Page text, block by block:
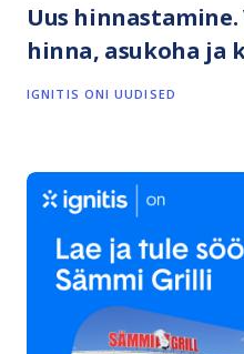
Uus
hinna, asukoha ja
IGNITIS ONI UUDISED